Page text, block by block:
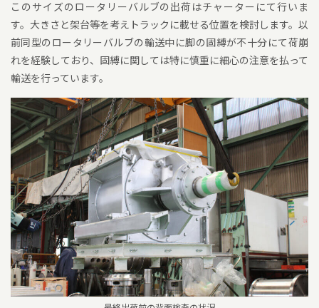
このサイズのロータリーバルブの出荷はチャーターにて行いま
す。大きさと架台等を考えトラックに載せる位置を検討します。以
前同型のロータリーバルブの輸送中に脚の固縛が不十分にて荷崩
れを経験しており、固縛に関しては特に慎重に細心の注意を払って
輸送を行っています。